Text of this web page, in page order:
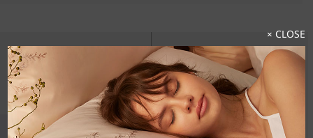
Khám Phá Trọn Bộ Sưu Tập
× CLOSE